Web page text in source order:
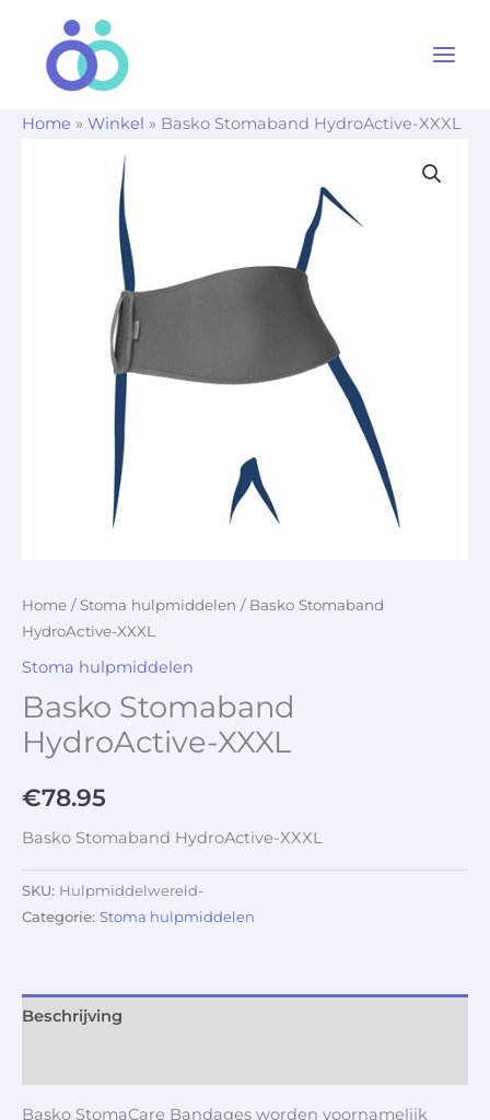
Home » Winkel » Basko Stomaband HydroActive-XXXL
Home / Stoma hulpmiddelen / Basko Stomaband
HydroActive-XXXL
Stoma hulpmiddelen
Basko Stomaband
HydroActive-XXXL
€78.95
Basko Stomaband HydroActive-XXXL
SKU: Hulpmiddelwereld-
Categorie: Stoma hulpmiddelen
Beschrijving
Basko StomaCare Bandages worden voornamelijk